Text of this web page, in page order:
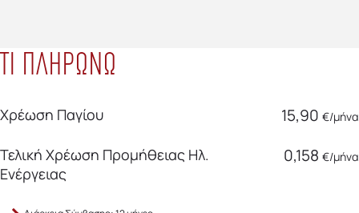
ΤΙ ΠΛΗΡΩΝΩ
Χρέωση Παγίου 15,90 €/μήνα
Τελική Χρέωση Προμήθειας Ηλ.
Ενέργειας
0,158 €/μήνα